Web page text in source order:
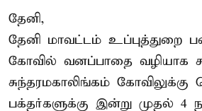
தேனி,
தேனி மாவட்டம் உப்புத்துறை
கோவில் வனப்பாதை வழியாக
சுந்தரமகாலிங்கம் கோவிலுக்கு
பக்தர்களுக்கு இன்று முதல் 4